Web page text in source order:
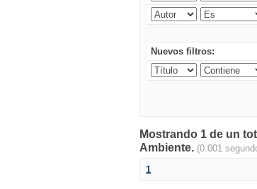
Nuevos filtros:
Mostrando 1 de un
Ambiente. (0.001
1